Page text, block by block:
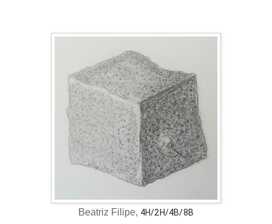
Beatriz Filipe, 4H/2H/4B/8B